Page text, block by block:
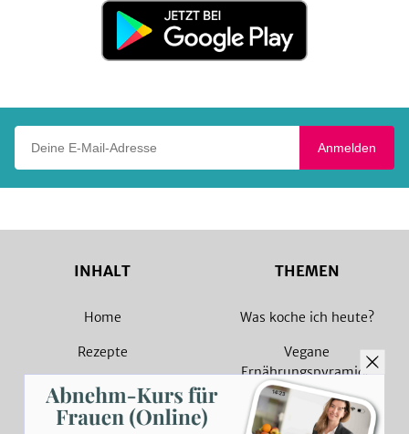
Jetzt
Google
Anmelden
INHALT
Home
Rezepte
Magazin
Sammlungen
THEMEN
Was koche ich heute?
Vegane
Ernährungspyramide
Vegane Rezepte